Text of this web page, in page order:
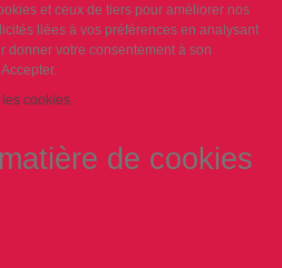
et ceux de tiers pour améliorer nos
liées à vos préférences en analysant
donner votre consentement à son
cookies
de cookies